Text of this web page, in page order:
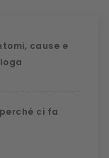
cause e
ci fa